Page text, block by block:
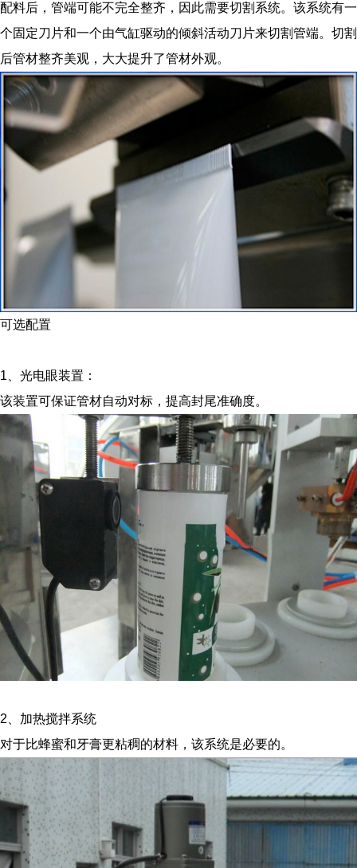
配料后，管端可能不完全整齐，因此需要切割系统。该系统有一
个固定刀片和一个由气缸驱动的倾斜活动刀片来切割管端。切割
后管材整齐美观，大大提升了管材外观。
可选配置
1、光电眼装置：
该装置可保证管材自动对标，提高封尾准确度。
2、加热搅拌系统
对于比蜂蜜和牙膏更粘稠的材料，该系统是必要的。